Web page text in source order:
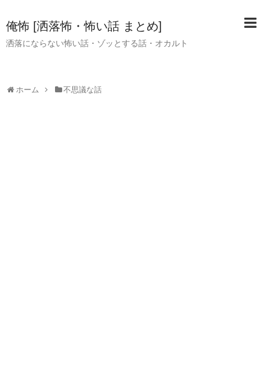
俺怖 [洒落怖・怖い話 まとめ]
洒落にならない怖い話・ゾッとする話・オカルト
ホーム 不思議な話